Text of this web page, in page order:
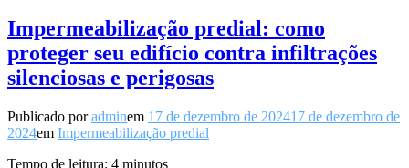
Impermeabilização predial: como
proteger seu edifício contra infiltrações
silenciosas e perigosas
Publicado poradminem 17 de dezembro de 202417 de dezembro de
2024em Impermeabilização predial
Tempo de leitura: 4 minutos